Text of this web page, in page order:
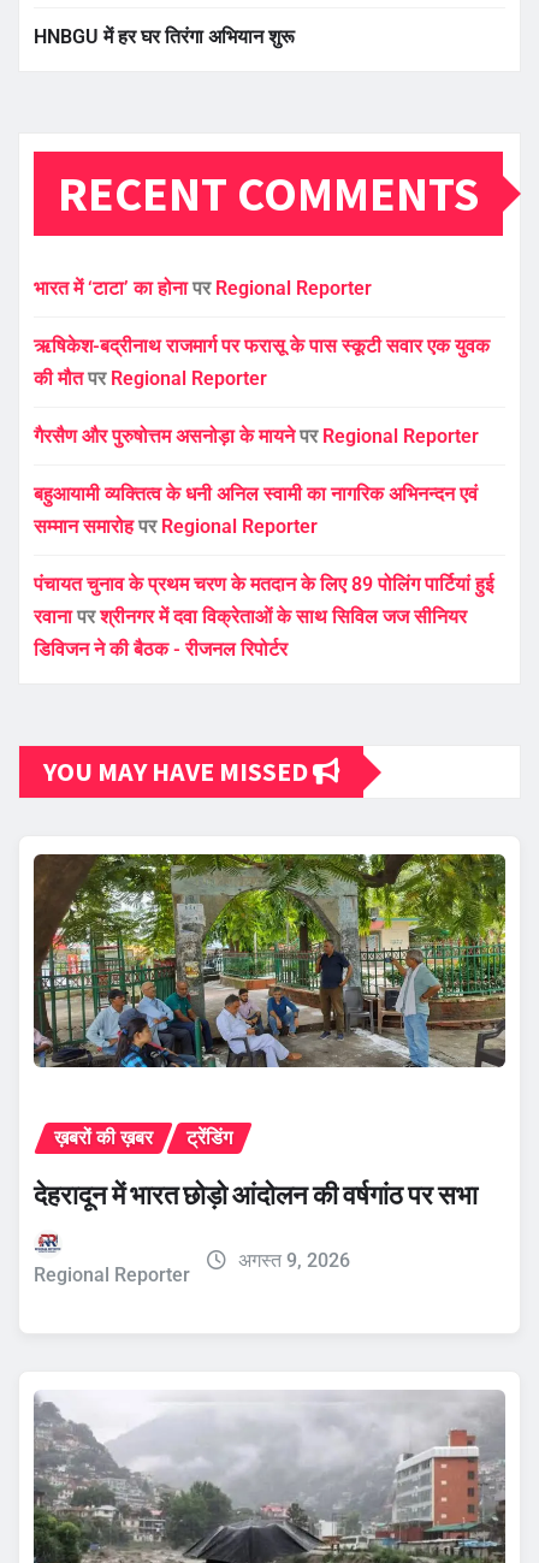
HNBGU में हर घर तिरंगा अभियान शुरू
RECENT COMMENTS
भारत में ‘टाटा’ का होनापर Regional Reporter
ऋषिकेश-बद्रीनाथ राजमार्ग पर फरासू के पास स्कूटी सवार एक युवक
की मौतपर Regional Reporter
गैरसैण और पुरुषोत्तम असनोड़ा के मायनेपर Regional Reporter
बहुआयामी व्यक्तित्व के धनी अनिल स्वामी का नागरिक अभिनन्दन एवं
सम्मान समारोहपर Regional Reporter
पंचायत चुनाव के प्रथम चरण के मतदान के लिए 89 पोलिंग पार्टियां हुई
रवानापरश्रीनगर में दवा विक्रेताओं के साथ सिविल जज सीनियर
डिविजन ने की बैठक - रीजनल रिपोर्टर
YOU MAY HAVE MISSED
ख़बरों की ख़बर ट्रेंडिंग
देहरादून में भारत छोड़ो आंदोलन की वर्षगांठ पर सभा
Regional Reporter
अगस्त 9, 2026